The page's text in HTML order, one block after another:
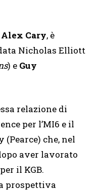
Alex Cary, è
Nicholas Elliott
) e Guy
relazione di
per l’MI6 e il
(Pearce) che, nel
aver lavorato
il KGB.
prospettiva